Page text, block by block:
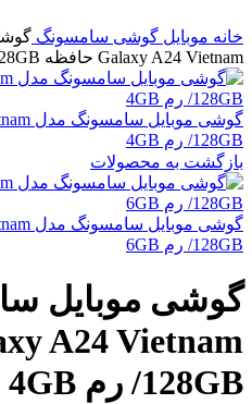
خانه موبایل گوشی سامسونگ
Galaxy A24 Vietnam حافظه 128GB/ رم 4GB
128GB/ رم 4GB
بازگشت به محصولات
128GB/ رم 6GB
گوشی موبایل
128GB/ رم 4GB